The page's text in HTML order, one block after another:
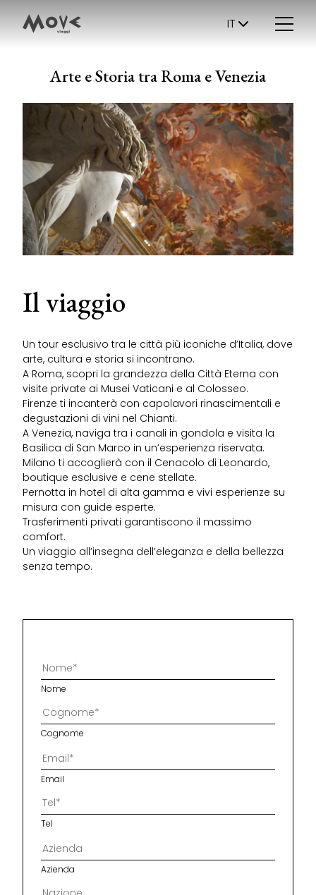
IT
Arte e Storia tra Roma e Venezia
Il viaggio
Un tour esclusivo tra le città più iconiche d’Italia, dove
arte, cultura e storia si incontrano.
A Roma, scopri la grandezza della Città Eterna con
visite private ai Musei Vaticani e al Colosseo.
Firenze ti incanterà con capolavori rinascimentali e
degustazioni di vini nel Chianti.
A Venezia, naviga tra i canali in gondola e visita la
Basilica di San Marco in un’esperienza riservata.
Milano ti accoglierà con il Cenacolo di Leonardo,
boutique esclusive e cene stellate.
Pernotta in hotel di alta gamma e vivi esperienze su
misura con guide esperte.
Trasferimenti privati garantiscono il massimo
comfort.
Un viaggio all’insegna dell’eleganza e della bellezza
senza tempo.
Nome
Cognome
Email
Tel
Azienda